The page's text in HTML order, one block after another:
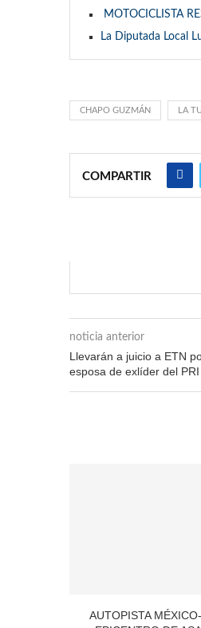
MOTOCICLISTA
La Diputada Local
CHAPO GUZMÁN LA
COMPARTIR
noticia anterior
Llevarán a juicio a ETN
esposa de exlíder del PRI
AUTOPISTA